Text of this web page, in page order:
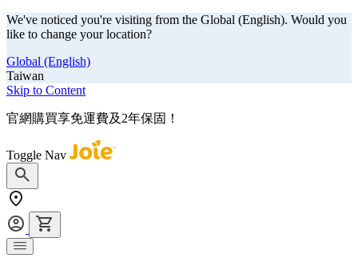
We've noticed you're visiting from the Global (English). Would you
like to change your location?
Global (English)
Taiwan
Skip to Content
官網購買享免運費及2年保固！
Toggle Nav